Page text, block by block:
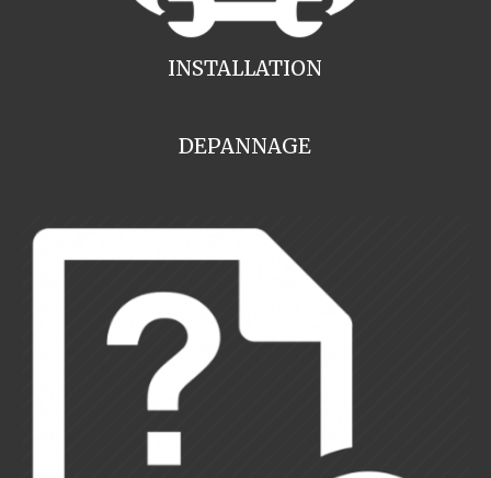
INSTALLATION
DEPANNAGE